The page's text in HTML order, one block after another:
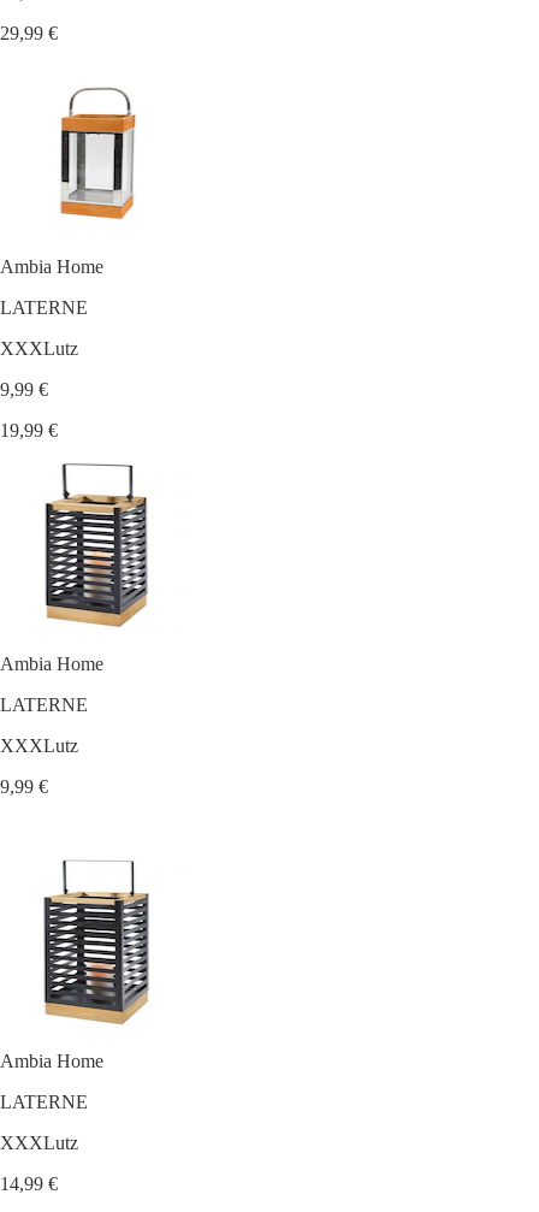
29,99 €
Ambia Home
LATERNE
XXXLutz
9,99 €
19,99 €
Ambia Home
LATERNE
XXXLutz
9,99 €
Ambia Home
LATERNE
XXXLutz
14,99 €